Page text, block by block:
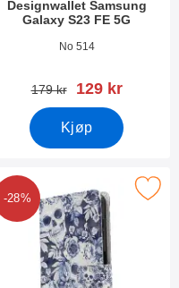
Designwallet Samsung
Galaxy S23 FE 5G
49574
No 514
gammel pris
179 kr ny pris
129 kr
Kjøp
FE 5G som favoritt
-28%
Samsung